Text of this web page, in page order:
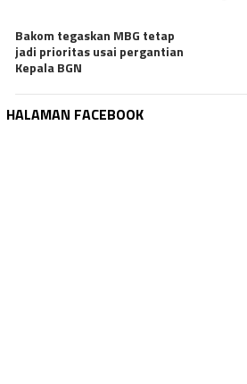
Bakom tegaskan MBG tetap
jadi prioritas usai pergantian
Kepala BGN
HALAMAN FACEBOOK